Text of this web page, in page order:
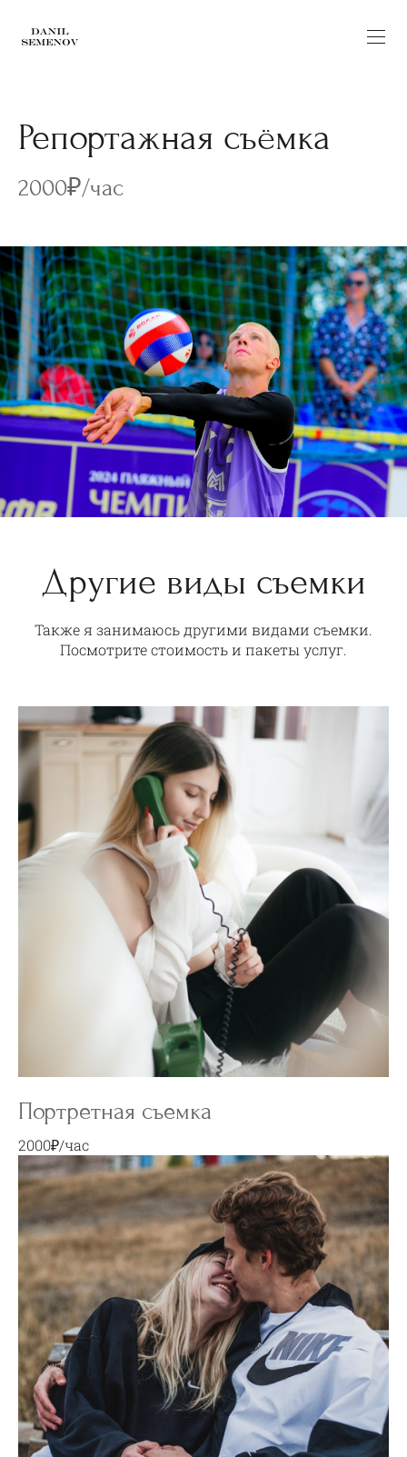
Репортажная съёмка
2000₽/час
Другие виды съемки
Также я занимаюсь другими видами съемки.
Посмотрите стоимость и пакеты услуг.
Портретная съемка
2000₽/час